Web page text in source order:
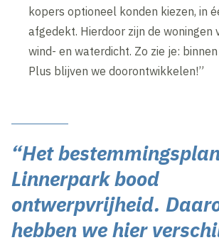
kopers optioneel konden kiezen, in
afgedekt. Hierdoor zijn de woningen
wind- en waterdicht. Zo zie je:
Plus blijven we doorontwikkelen!”
“Het
Linnerpark bood
ontwerpvrijheid.
hebben we hier